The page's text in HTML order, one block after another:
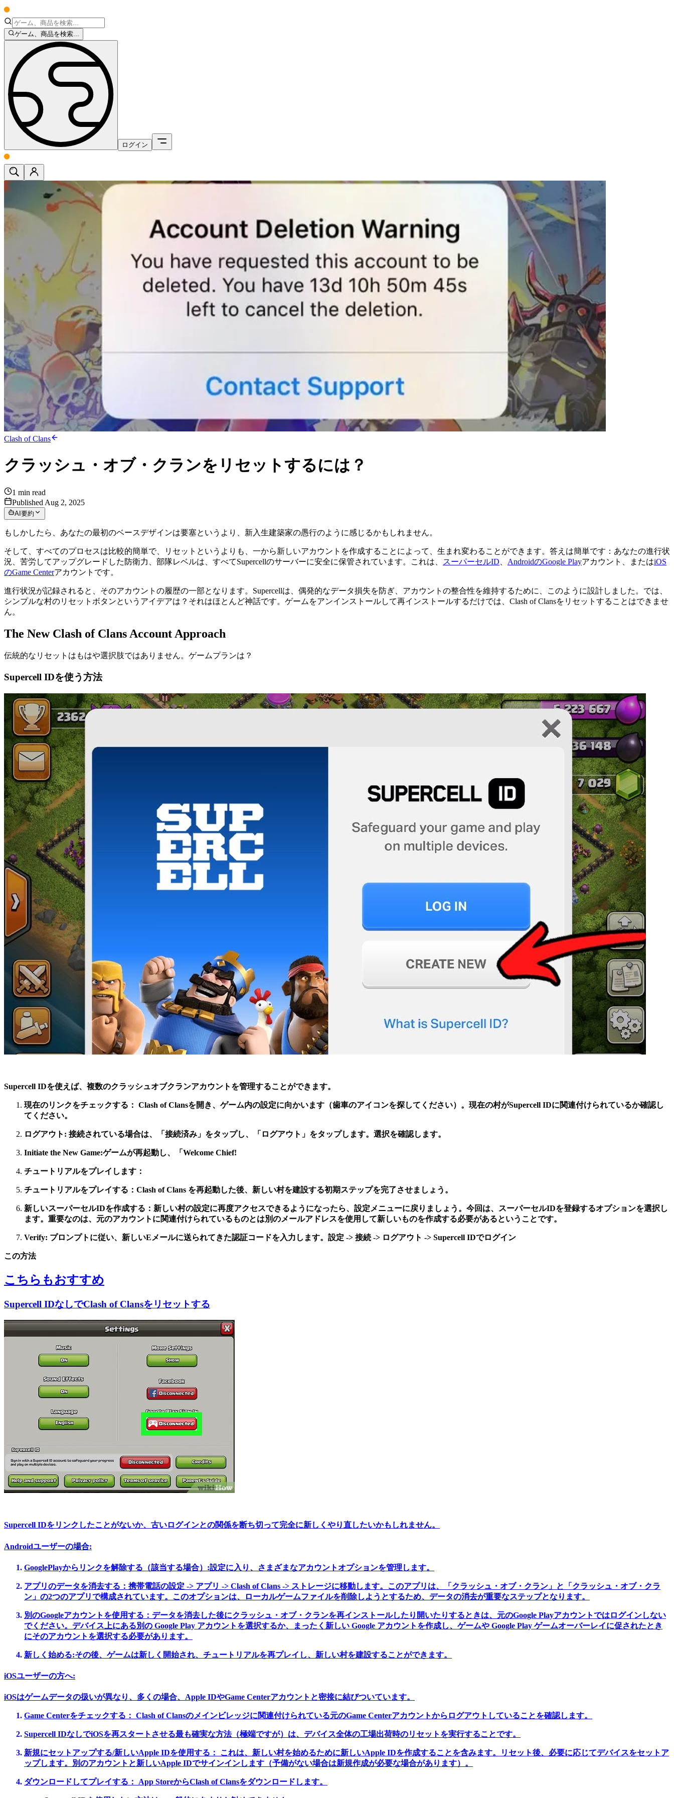
ゲーム、商品を検索...
ログイン
Clash of Clans
クラッシュ・オブ・クランをリセットするには？
1 min read
Published Aug 2, 2025
AI要約
もしかしたら、あなたの最初のベースデザインは要塞というより、新入生建築家の愚行のように感じるかもしれません。
そして、すべてのプロセスは比較的簡単で、リセットというよりも、一から新しいアカウントを作成することによって、生まれ変わることができます。答えは簡単です：あなたの進行状
況、苦労してアップグレードした防衛力、部隊レベルは、すべてSupercellのサーバーに安全に保管されています。これは、
スーパーセルID AndroidのGoogle Playアカウント、またはiOS
のGame Centerアカウントです。
進行状況が記録されると、そのアカウントの履歴の一部となります。Supercellは、偶発的なデータ損失を防ぎ、アカウントの整合性を維持するために、このように設計しました。では、
シンプルな村のリセットボタンというアイデアは？それはほとんど神話です。ゲームをアンインストールして再インストールするだけでは、Clash of Clansをリセットすることはできませ
ん。
The New Clash of Clans Account Approach
伝統的なリセットはもはや選択肢ではありません。ゲームプランは？
Supercell IDを使う方法
Supercell IDを使えば、複数のクラッシュオブクランアカウントを管理することができます。
現在のリンクをチェックする： Clash of Clansを開き、ゲーム内の設定に向かいます（歯車のアイコンを探してください）。現在の村がSupercell IDに関連付けられているか確認し
てください。
ログアウト: 接続されている場合は、「接続済み」をタップし、「ログアウト」をタップします。選択を確認します。
Initiate the New Game:ゲームが再起動し、「Welcome Chief!
チュートリアルをプレイします：
チュートリアルをプレイする： Clash of Clans を再起動した後、新しい村を建設する初期ステップを完了させましょう。
新しいスーパーセルIDを作成する： 新しい村の設定に再度アクセスできるようになったら、設定メニューに戻りましょう。今回は、スーパーセルIDを登録するオプションを選択し
ます。重要なのは、元のアカウントに関連付けられているものとは別のメールアドレスを使用して新しいものを作成する必要があるということです。
Verify: プロンプトに従い、新しいEメールに送られてきた認証コードを入力します。設定 -> 接続 -> ログアウト -> Supercell IDでログイン
この方法
こちらもおすすめ
Supercell IDなしでClash of Clansをリセットする
Supercell IDをリンクしたことがないか、古いログインとの関係を断ち切って完全に新しくやり直したいかもしれません。
Androidユーザーの場合:
GooglePlayからリンクを解除する（該当する場合）:設定に入り、さまざまなアカウントオプションを管理します。
アプリのデータを消去する： 携帯電話の設定 -> アプリ -> Clash of Clans -> ストレージに移動します。このアプリは、「クラッシュ・オブ・クラン」と「クラッシュ・オブ・クラ
ン」の2つのアプリで構成されています。このオプションは、ローカルゲームファイルを削除しようとするため、データの消去が重要なステップとなります。
別のGoogleアカウントを使用する： データを消去した後にクラッシュ・オブ・クランを再インストールしたり開いたりするときは、元のGoogle Playアカウントではログインしない
でください。デバイス上にある別の Google Play アカウントを選択するか、まったく新しい Google アカウントを作成し、ゲームや Google Play ゲームオーバーレイに促されたとき
にそのアカウントを選択する必要があります。
新しく始める:その後、ゲームは新しく開始され、チュートリアルを再プレイし、新しい村を建設することができます。
iOSユーザーの方へ:
iOSはゲームデータの扱いが異なり、多くの場合、Apple IDやGame Centerアカウントと密接に結びついています。
Game Centerをチェックする： Clash of Clansのメインビレッジに関連付けられている元のGame Centerアカウントからログアウトしていることを確認します。
Supercell IDなしでiOSを再スタートさせる最も確実な方法（極端ですが）は、デバイス全体の工場出荷時のリセットを実行することです。
新規にセットアップする/新しいApple IDを使用する：
これは、新しい村を始めるために新しいApple IDを作成することを含みます。リセット後、必要に応じてデバイスをセットア
ップします。別のアカウントと新しいApple IDでサインインします（予備がない場合は新規作成が必要な場合があります）。
ダウンロードしてプレイする： App StoreからClash of Clansをダウンロードします。